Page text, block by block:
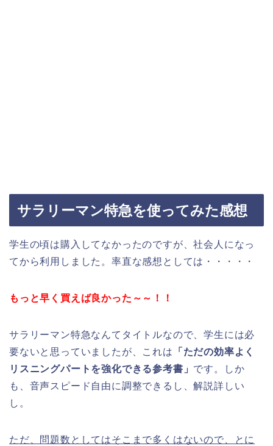
サラリーマン特急を使ってみた感想
学生の頃は購入してなかったのですが、社会人になっ
てから利用しました。率直な感想としては・・・・・
もっと早く買えば良かった～～！！
サラリーマン特急なんてタイトルなので、学生には必
要ないと思っていましたが、これは
「ただの効率よく
リスニングパートを強化できる参考書」 です。しか
も、音声スピード自由に調整できるし、解説詳しい
し。
ただ、問題数としてはそこまで多くはないので、とに